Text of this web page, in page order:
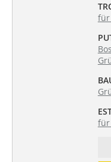
für
für